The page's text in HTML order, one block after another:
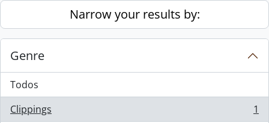
Skip to main contentNarrow your results by:
Genre
Todos
Clippings
, 1 resultados
1